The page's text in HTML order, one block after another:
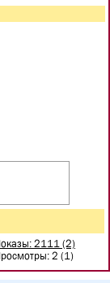
2111 (2)
2 (1)